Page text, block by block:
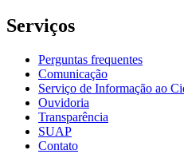
Serviços
Perguntas frequentes
Comunicação
Serviço de Informação ao
Ouvidoria
Transparência
SUAP
Contato